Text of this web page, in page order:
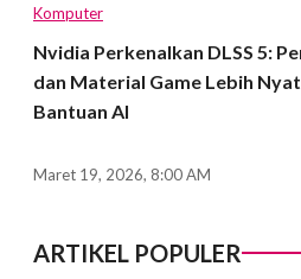
Komputer
Nvidia Perkenalkan DLSS 5:
dan Material Game Lebih
Bantuan AI
Maret 19, 2026, 8:00 AM
ARTIKEL POPULER